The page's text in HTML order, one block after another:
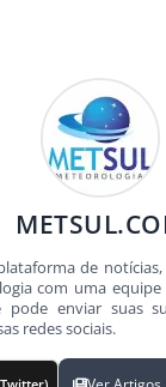
de
com uma
pode enviar suas
redes sociais.